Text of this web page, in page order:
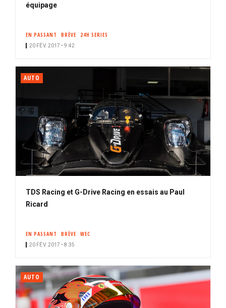
équipage
EN PASSANT BRÈVE 24H SERIES
20 FÉV. 2017 • 9:42
AUTO
TDS Racing et G-Drive Racing en essais au Paul
Ricard
EN PASSANT BRÈVE WEC
20 FÉV. 2017 • 8:35
AUTO